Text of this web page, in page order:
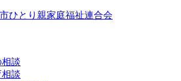
ひとり親家庭福祉連合会
談
談